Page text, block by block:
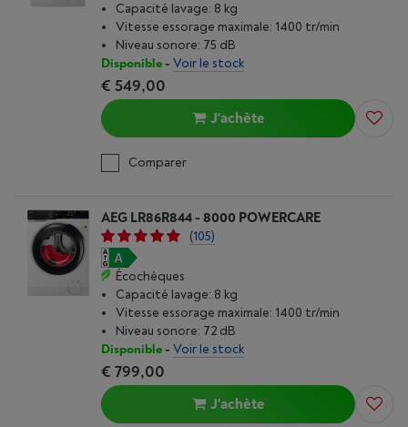
Capacité lavage: 8 kg
Vitesse essorage maximale: 1400 tr/min
Niveau sonore: 75 dB
Disponible- Voir le stock
€ 549,00
J'achète
Comparer
AEG LR86R844 - 8000 POWERCARE
(105)
Écochèques
Capacité lavage: 8 kg
Vitesse essorage maximale: 1400 tr/min
Niveau sonore: 72 dB
Disponible- Voir le stock
€ 799,00
J'achète